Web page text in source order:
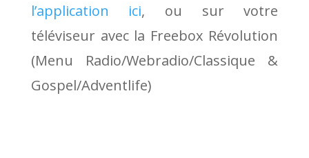
l’application ici, ou sur votre
téléviseur avec la Freebox Révolution
(Menu Radio/Webradio/Classique &
Gospel/Adventlife)